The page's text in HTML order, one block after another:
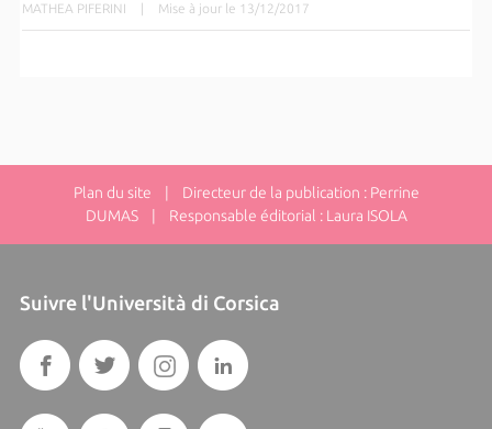
MATHEA PIFERINI Mise à jour le 13/12/2017
Plan du site | Directeur de la publication : Perrine
DUMAS | Responsable éditorial : Laura ISOLA
Suivre l'Università di Corsica